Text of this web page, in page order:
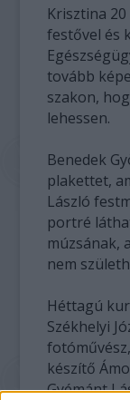
Krisztina
festővel és
tovább
szakon,
lehessen.
Benedek
plakettet,
László
portré
múzsának,
nem
Héttagú
Székhelyi
készítő
Gyémánt